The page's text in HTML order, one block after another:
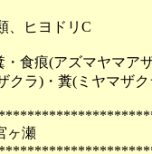
、ヒヨドリC
食痕(アズマヤマア
ラ)・糞(ミヤマザク
瀬